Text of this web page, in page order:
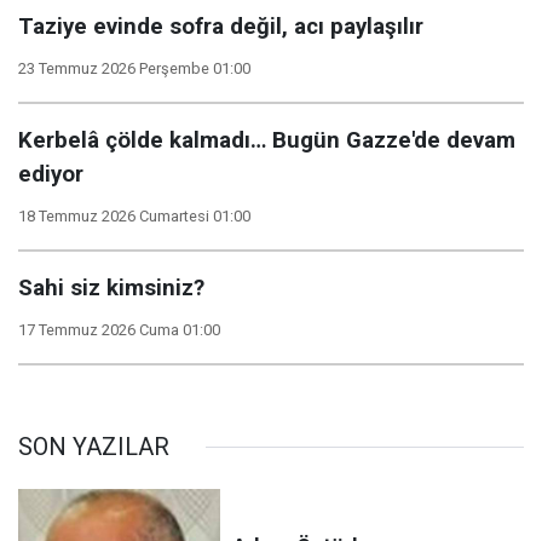
Taziye evinde sofra değil, acı paylaşılır
23 Temmuz 2026 Perşembe 01:00
Kerbelâ çölde kalmadı… Bugün Gazze'de devam
ediyor
18 Temmuz 2026 Cumartesi 01:00
Sahi siz kimsiniz?
17 Temmuz 2026 Cuma 01:00
SON YAZILAR